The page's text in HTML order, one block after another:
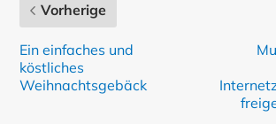
Vorherige
Ein einfaches und
köstliches
Weihnachtsgebäck